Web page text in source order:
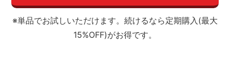
※単品でお試しいただけます。続けるなら定期購入(最大
15%OFF)がお得です。